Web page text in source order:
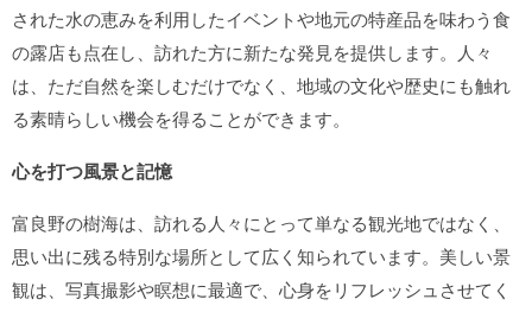
された水の恵みを利用したイベントや地元の特産品を味わう食
の露店も点在し、訪れた方に新たな発見を提供します。人々
は、ただ自然を楽しむだけでなく、地域の文化や歴史にも触れ
る素晴らしい機会を得ることができます。
心を打つ風景と記憶
富良野の樹海は、訪れる人々にとって単なる観光地ではなく、
思い出に残る特別な場所として広く知られています。美しい景
観は、写真撮影や瞑想に最適で、心身をリフレッシュさせてく